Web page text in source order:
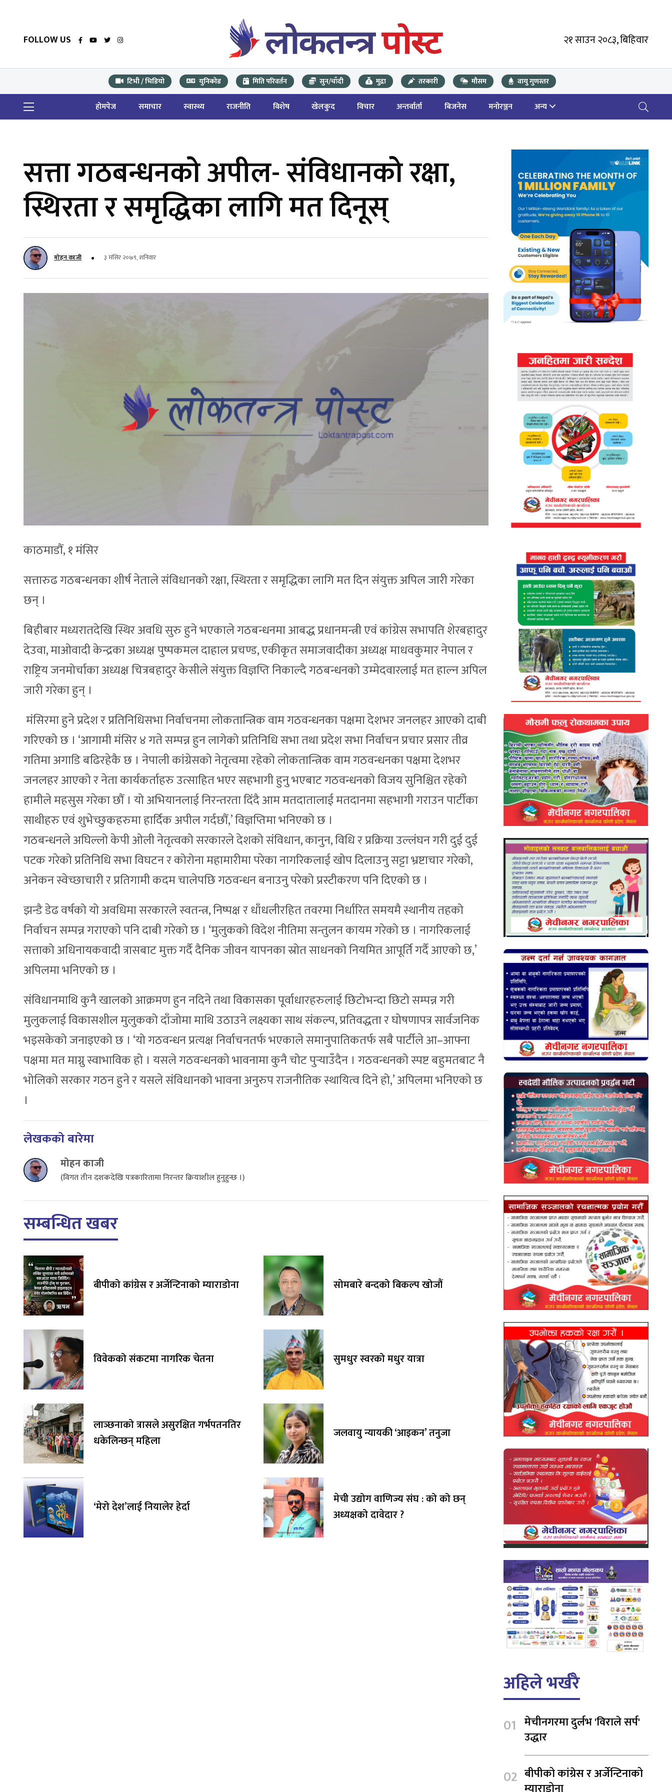
FOLLOW US २१ साउन २०८३, बिहिवार
टिभी / भिडियो युनिकोड मिति परिवर्तन सुन/चाँदी मुद्रा तरकारी मौसम वायु गुणस्तर
होमपेज समाचार स्वास्थ्य राजनीति विशेष खेलकुद विचार अन्तर्वार्ता बिजनेस मनोरञ्जन अन्य
सत्ता गठबन्धनकाे अपील- संविधानको रक्षा,
स्थिरता र समृद्धिका लागि मत दिनूस्
मोहन काजी ३ मंसिर २०७९, शनिवार
काठमाडौं, १ मंसिर
सत्तारुढ गठबन्धनका शीर्ष नेताले संविधानको रक्षा, स्थिरता र समृद्धिका लागि मत दिन संयुक्त अपिल जारी गरेका
छन् ।
बिहीबार मध्यरातदेखि स्थिर अवधि सुरु हुने भएकाले गठबन्धनमा आबद्ध प्रधानमन्त्री एवं कांग्रेस सभापति शेरबहादुर
देउवा, माओवादी केन्द्रका अध्यक्ष पुष्पकमल दाहाल प्रचण्ड, एकीकृत समाजवादीका अध्यक्ष माधवकुमार नेपाल र
राष्ट्रिय जनमोर्चाका अध्यक्ष चित्रबहादुर केसीले संयुक्त विज्ञप्ति निकाल्दै गठबन्धनको उम्मेदवारलाई मत हाल्न अपिल
जारी गरेका हुन् ।
मंसिरमा हुने प्रदेश र प्रतिनिधिसभा निर्वाचनमा लोकतान्त्रिक वाम गठवन्धनका पक्षमा देशभर जनलहर आएको दाबी
गरिएको छ । ‘आगामी मंसिर ४ गते सम्पन्न हुन लागेको प्रतिनिधि सभा तथा प्रदेश सभा निर्वाचन प्रचार प्रसार तीव्र
गतिमा अगाडि बढिरहेकै छ । नेपाली कांग्रेसको नेतृत्वमा रहेको लोकतान्त्रिक वाम गठवन्धनका पक्षमा देशभर
जनलहर आएको र नेता कार्यकर्ताहरु उत्साहित भएर सहभागी हुनु भएबाट गठवन्धनको विजय सुनिश्चित रहेको
हामीले महसुस गरेका छौं । यो अभियानलाई निरन्तरता दिंदै आम मतदातालाई मतदानमा सहभागी गराउन पार्टीका
साथीहरु एवं शुभेच्छुकहरुमा हार्दिक अपील गर्दछौं,’ विज्ञप्तिमा भनिएको छ ।
गठबन्धनले अघिल्लो केपी ओली नेतृत्वको सरकारले देशको संविधान, कानुन, विधि र प्रक्रिया उल्लंघन गरी दुई दुई
पटक गरेको प्रतिनिधि सभा विघटन र कोरोना महामारीमा परेका नागरिकलाई खोप दिलाउनु सट्टा भ्रष्टाचार गरेको,
अनेकन स्वेच्छाचारी र प्रतिगामी कदम चालेपछि गठवन्धन बनाउनु परेको प्रस्टीकरण पनि दिएको छ ।
झन्डै डेढ वर्षको यो अवधिमा सरकारले स्वतन्त्र, निष्पक्ष र धाँधलीरहित तवरमा निर्धारित समयमै स्थानीय तहको
निर्वाचन सम्पन्न गराएको पनि दाबी गरेको छ । ‘मुलुकको विदेश नीतिमा सन्तुलन कायम गरेको छ । नागरिकलाई
सत्ताको अधिनायकवादी त्रासबाट मुक्त गर्दै दैनिक जीवन यापनका स्रोत साधनको नियमित आपूर्ति गर्दै आएको छ,’
अपिलमा भनिएको छ ।
संविधानमाथि कुनै खालको आक्रमण हुन नदिने तथा विकासका पूर्वाधारहरुलाई छिटोभन्दा छिटो सम्पन्न गरी
मुलुकलाई विकासशील मुलुकको दाँजोमा माथि उठाउने लक्ष्यका साथ संकल्प, प्रतिवद्धता र घोषणापत्र सार्वजनिक
भइसकेको जनाइएको छ । ‘यो गठवन्धन प्रत्यक्ष निर्वाचनतर्फ भएकाले समानुपातिकतर्फ सबै पार्टीले आ–आफ्ना
पक्षमा मत माग्नु स्वाभाविक हो । यसले गठवन्धनको भावनामा कुनै चोट पुर्‍याउँदैन । गठवन्धनको स्पष्ट बहुमतबाट नै
भोलिको सरकार गठन हुने र यसले संविधानको भावना अनुरुप राजनीतिक स्थायित्व दिने हो,’ अपिलमा भनिएको छ
।
लेखकको बारेमा
मोहन काजी
(विगत तीन दशकदेखि पत्रकारितामा निरन्तर क्रियाशील हुनुहुन्छ ।)
सम्बन्धित खबर
बीपीको कांग्रेस र अर्जेन्टिनाको म्याराडोना
विवेकको संकटमा नागरिक चेतना
लाञ्छनाको त्रासले असुरक्षित गर्भपतनतिर
धकेलिन्छन् महिला
‘मेरो देश’लाई नियालेर हेर्दा
सोमबारे बन्दको बिकल्प खोजौं
सुमधुर स्वरको मधुर यात्रा
जलवायु न्यायकी ‘आइकन’ तनुजा
मेची उद्योग वाणिज्य संघ : को को छन्
अध्यक्षको दावेदार ?
अहिले भर्खरै
मेचीनगरमा दुर्लभ 'विराले सर्प'
उद्धार
बीपीको कांग्रेस र अर्जेन्टिनाको